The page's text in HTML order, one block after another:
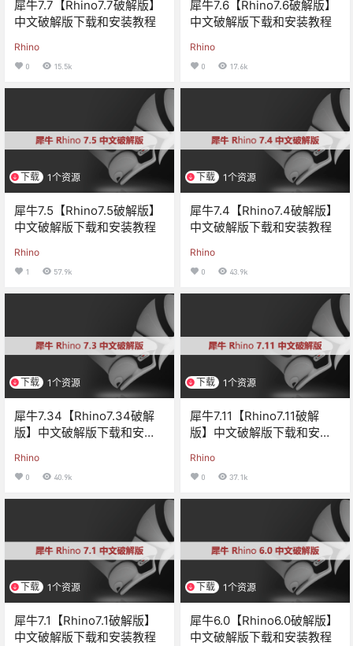
犀牛7.7【Rhino7.7破解版】
中文破解版下载和安装教程
Rhino
0 15.5k
犀牛7.6【Rhino7.6破解版】
中文破解版下载和安装教程
Rhino
0 17.6k
下载 1个资源
犀牛7.5【Rhino7.5破解版】
中文破解版下载和安装教程
Rhino
1 57.9k
下载 1个资源
犀牛7.4【Rhino7.4破解版】
中文破解版下载和安装教程
Rhino
0 43.9k
下载 1个资源
犀牛7.34【Rhino7.34破解
版】中文破解版下载和安装
Rhino
0 40.9k
下载 1个资源
犀牛7.11【Rhino7.11破解
版】中文破解版下载和安装
Rhino
0 37.1k
下载 1个资源
犀牛7.1【Rhino7.1破解版】
中文破解版下载和安装教程
下载 1个资源
犀牛6.0【Rhino6.0破解版】
中文破解版下载和安装教程